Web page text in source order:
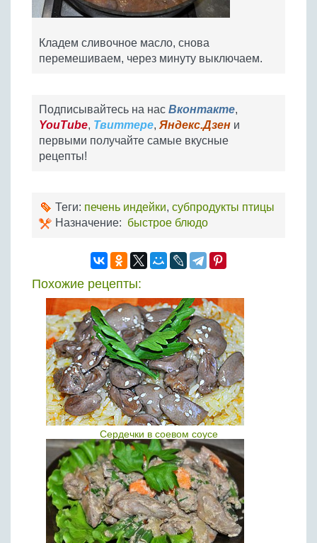
Кладем сливочное масло, снова
перемешиваем, через минуту выключаем.
Подписывайтесь на нас Вконтакте,
YouTube, Твиттере, Яндекс.Дзен и
первыми получайте самые вкусные
рецепты!
Теги: печень индейки, субпродукты птицы
Назначение: быстрое блюдо
Похожие рецепты:
Сердечки в соевом соусе